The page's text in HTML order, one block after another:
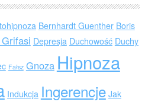
Bernhardt Guenther Boris
Depresja Duchowość Duchy
Fałsz Gnoza Hipnoza
Indukcja Ingerencje Jak